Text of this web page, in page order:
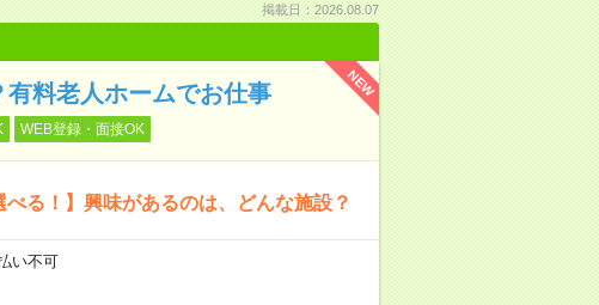
掲載日：2026.08.07
NEW
料老人ホームでお仕事
WEB登録・面接OK
る！】興味があるのは、どんな施設？
い不可